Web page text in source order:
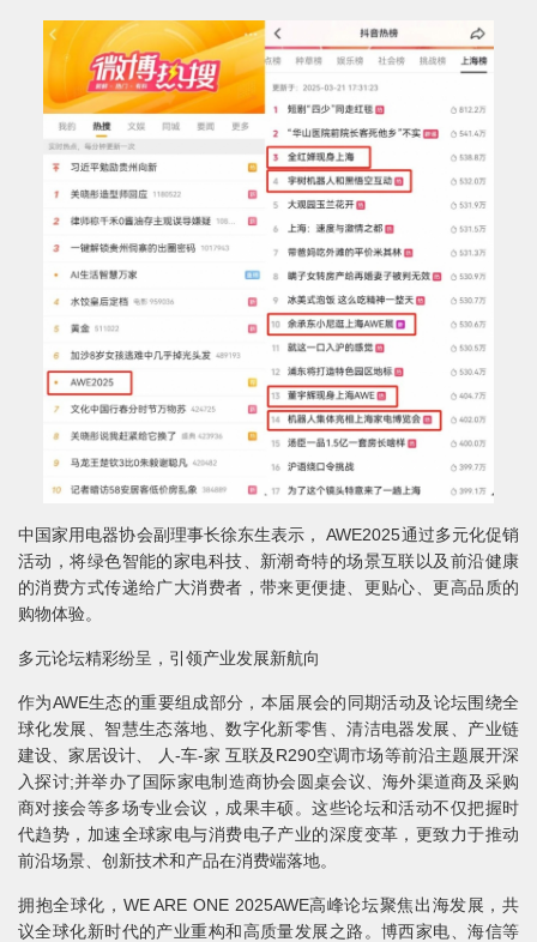
中国家用电器协会副理事长徐东生表示， AWE2025通过多元化促销
活动，将绿色智能的家电科技、新潮奇特的场景互联以及前沿健康
的消费方式传递给广大消费者，带来更便捷、更贴心、更高品质的
购物体验。
多元论坛精彩纷呈，引领产业发展新航向
作为AWE生态的重要组成部分，本届展会的同期活动及论坛围绕全
球化发展、智慧生态落地、数字化新零售、清洁电器发展、产业链
建设、家居设计、 人-车-家 互联及R290空调市场等前沿主题展开深
入探讨;并举办了国际家电制造商协会圆桌会议、海外渠道商及采购
商对接会等多场专业会议，成果丰硕。这些论坛和活动不仅把握时
代趋势，加速全球家电与消费电子产业的深度变革，更致力于推动
前沿场景、创新技术和产品在消费端落地。
拥抱全球化，WE ARE ONE 2025AWE高峰论坛聚焦出海发展，共
议全球化新时代的产业重构和高质量发展之路。博西家电、海信等